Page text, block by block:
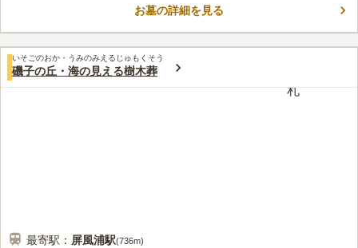
に家族でのお参りに行くことができます。 宗教自由のラグジュ
びいただけます。 七福神巡りでにぎわう地域では有名なお寺
で、屋内納骨堂「和光ホール」には、タイから招いた7mある磯
子大仏があります。
口コミ評価
この霊園はまだ誰からも評価されていません。
お墓の詳細を見る
いそごのおか・うみのみえるじゅもくそう
磯子の丘・海の見える樹木葬
最寄駅： 屏風浦駅(736m)